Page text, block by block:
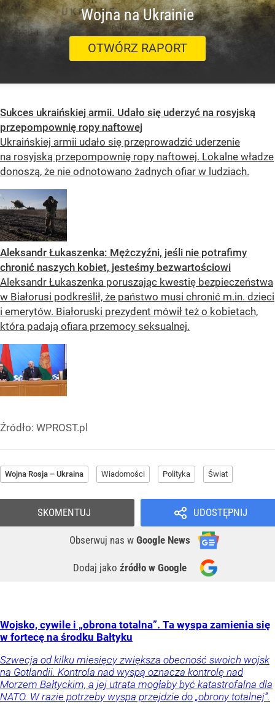
Wojna na Ukrainie
OTWÓRZ RAPORT
Sukces ukraińskiej armii. Udało się uderzyć na rosyjską
przepompownię ropy naftowej
Ukraińskiej armii udało się przeprowadzić uderzenie
na rosyjską przepompownię ropy naftowej. Lokalne władze
donoszą, że nie odnotowano żadnych ofiar w ludziach.
Aleksandr Łukaszenka: Mężczyźni, jeśli nie potrafimy
chronić naszych kobiet, jesteśmy bezwartościowi
Aleksandr Łukaszenka poruszając kwestię bezpieczeństwa
w Białorusi podkreślił, że państwo musi chronić m.in. dzieci
i emerytów. Białoruski prezydent mówił też o kobietach,
która padają ofiara przemocy seksualnej.
Źródło: WPROST.pl
Wojna Rosja – Ukraina Wiadomości Polityka Świat
UDOSTĘPNIJ
Obserwuj nas w Google News
Dodaj jako źródło w Google
SKOMENTUJ
Wojsko, cywile i „obrona totalna”. Ta wyspa zamienia się
w fortecę na środku Bałtyku
Szwecja od kilku miesięcy zwiększa obecność swoich wojsk
na Gotlandii. Kontrola nad wyspą oznacza kontrolę nad
Morzem Bałtyckim, a jej utrata mogłaby być katastrofalna dla
NATO. W razie potrzeby wyspa przejdzie do „obrony totalnej”.